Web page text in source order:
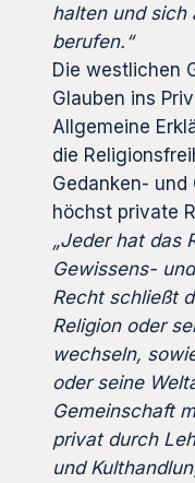
halten und sich
berufen.“
Die westlichen
Glauben ins
Allgemeine
die
Gedanken-
höchst private
„Jeder hat das
Gewissens-
Recht schließt
Religion oder
wechseln,
oder seine
Gemeinschaft
privat durch
und